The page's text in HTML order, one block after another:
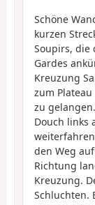
Schöne
kurzen
Soupirs, die
Gardes
Kreuzung
zum
zu
Douch links
den Weg
Richtung
Kreuzung.
Schluchten.